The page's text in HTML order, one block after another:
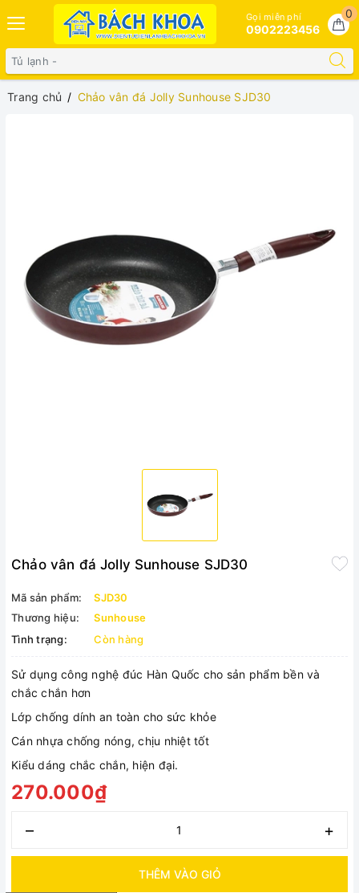
0
Gọi miễn phí
0902223456
Trang chủ Chảo vân đá Jolly Sunhouse SJD30
Chảo vân đá Jolly Sunhouse SJD30
Mã sản phẩm:
SJD30
Thương hiệu:
Sunhouse
Tình trạng:
Còn hàng
Sử dụng công nghệ đúc Hàn Quốc cho sản phẩm bền và
chắc chắn hơn
Lớp chống dính an toàn cho sức khỏe
Cán nhựa chống nóng, chịu nhiệt tốt
Kiểu dáng chắc chắn, hiện đại.
270.000₫
– +
THÊM VÀO GIỎ